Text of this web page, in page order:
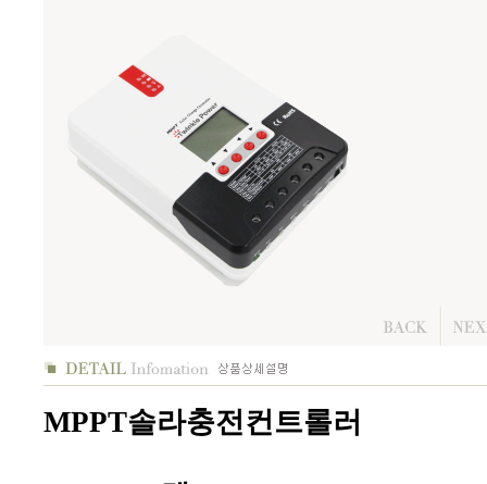
MPPT솔라충전컨트롤러